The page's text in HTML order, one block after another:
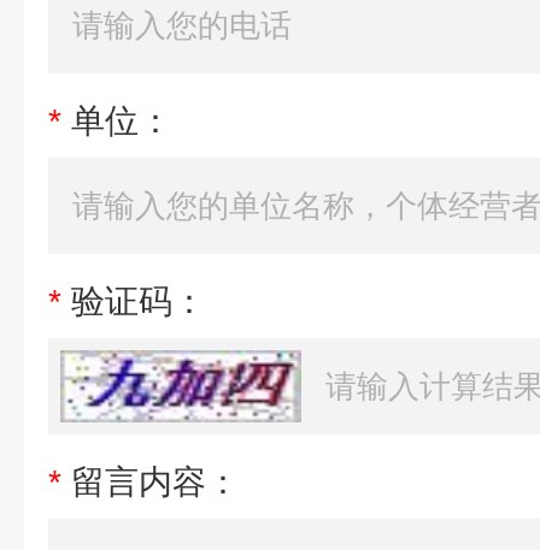
* 单位：
* 验证码：
* 留言内容：